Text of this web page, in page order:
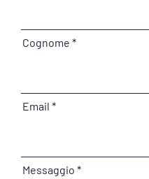
Cognome
Email
Messaggio